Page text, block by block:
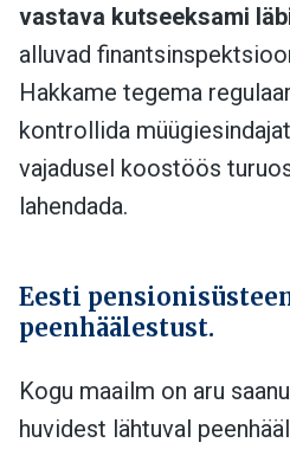
vastava kutseeksami
alluvad
Hakkame tegema
kontrollida
vajadusel koostöös
lahendada.
Eesti
peenhäälestust.
Kogu maailm on aru
huvidest lähtuval